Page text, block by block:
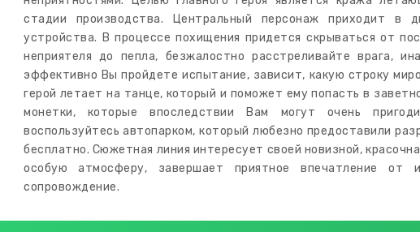
стадии производства. Центральный персонаж приходит в
устройства. В процессе похищения придется скрываться от
неприятеля до пепла, безжалостно расстреливайте врага,
эффективно Вы пройдете испытание, зависит, какую строку
герой летает на танце, который и поможет ему попасть в
монетки, которые впоследствии Вам могут очень
воспользуйтесь автопарком, который любезно предоставили
бесплатно. Сюжетная линия интересует своей новизной,
особую атмосферу, завершает приятное впечатление от
сопровождение.